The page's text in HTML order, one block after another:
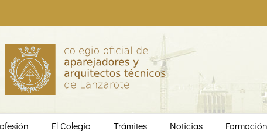
El Colegio Trámites Noticias Formación